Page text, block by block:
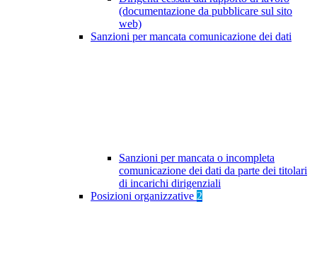
(documentazione da pubblicare sul sito
web)
Sanzioni per mancata comunicazione dei dati
Sanzioni per mancata o incompleta
comunicazione dei dati da parte dei titolari
di incarichi dirigenziali
Posizioni organizzative 2